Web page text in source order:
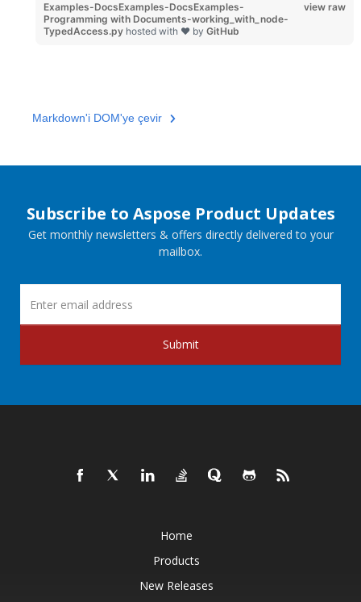
view raw
Examples-DocsExamples-DocsExamples-
Programming with Documents-working_with_node-
TypedAccess.py hosted with ❤ by GitHub
Markdown'i DOM'ye çevir
Subscribe to Aspose Product Updates
Get monthly newsletters & offers directly delivered to your
mailbox.
Submit
Home
Products
New Releases